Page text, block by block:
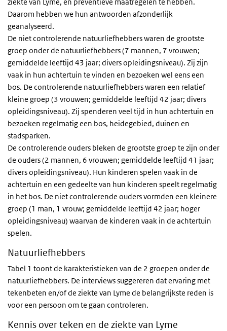
Daarom hebben we hun antwoorden afzonderlijk
geanalyseerd.
De niet controlerende natuurliefhebbers waren de grootste
groep onder de natuurliefhebbers (7 mannen, 7 vrouwen;
gemiddelde leeftijd 43 jaar; divers opleidingsniveau). Zij zijn
vaak in hun achtertuin te vinden en bezoeken wel eens een
bos. De controlerende natuurliefhebbers waren een relatief
kleine groep (3 vrouwen; gemiddelde leeftijd 42 jaar; divers
opleidingsniveau). Zij spenderen veel tijd in hun achtertuin en
bezoeken regelmatig een bos, heidegebied, duinen en
stadsparken.
De controlerende ouders bleken de grootste groep te zijn onder
de ouders (2 mannen, 6 vrouwen; gemiddelde leeftijd 41 jaar;
divers opleidingsniveau). Hun kinderen spelen vaak in de
achtertuin en een gedeelte van hun kinderen speelt regelmatig
in het bos. De niet controlerende ouders vormden een kleinere
groep (1 man, 1 vrouw; gemiddelde leeftijd 42 jaar; hoger
opleidingsniveau) waarvan de kinderen vaak in de achtertuin
spelen.
Natuurliefhebbers
Tabel 1 toont de karakteristieken van de 2 groepen onder de
natuurliefhebbers. De interviews suggereren dat ervaring met
tekenbeten en/of de ziekte van Lyme de belangrijkste reden is
voor een persoon om te gaan controleren.
Kennis over teken en de ziekte van Lyme